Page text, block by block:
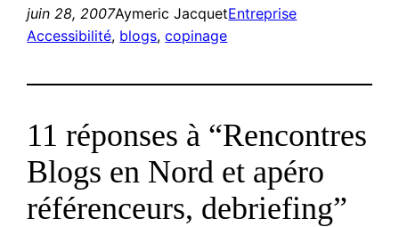
juin 28, 2007Aymeric JacquetEntreprise
Accessibilité, blogs, copinage
11 réponses à “Rencontres
Blogs en Nord et apéro
référenceurs, debriefing”